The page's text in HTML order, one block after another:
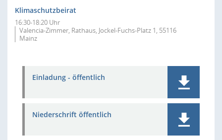
Klimaschutzbeirat
16:30-18:20 Uhr
Valencia-Zimmer, Rathaus, Jockel-Fuchs-Platz 1, 55116
Mainz
Einladung - öffentlich
Niederschrift öffentlich